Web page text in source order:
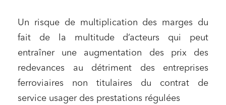
Un risque de multiplication des marges du
fait de la multitude d’acteurs qui peut
entraîner une augmentation des prix des
redevances au détriment des entreprises
ferroviaires non titulaires du contrat de
service usager des prestations régulées
Règlement des litiges
Droit du numérique, données et conformité
Relations sociales et droit du travail
Commande publique